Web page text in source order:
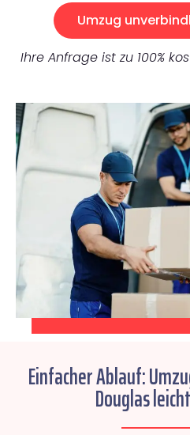
Umzug
Ihre Anfrage ist zu 100%
Einfacher Ablauf:
Douglas